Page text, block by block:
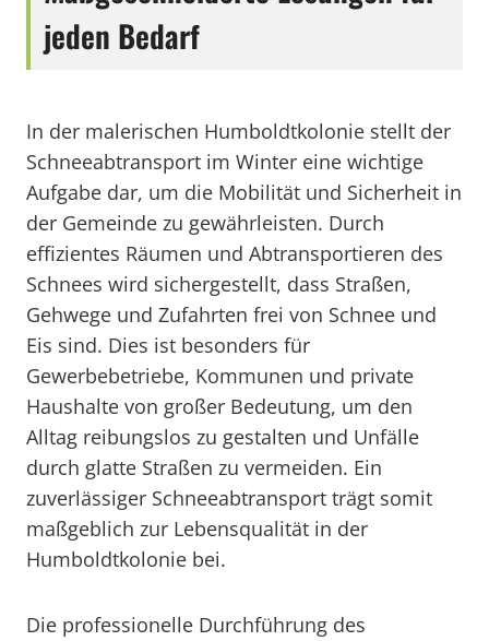
jeden Bedarf
In der malerischen Humboldtkolonie stellt der
Schneeabtransport im Winter eine wichtige
Aufgabe dar, um die Mobilität und Sicherheit in
der Gemeinde zu gewährleisten. Durch
effizientes Räumen und Abtransportieren des
Schnees wird sichergestellt, dass Straßen,
Gehwege und Zufahrten frei von Schnee und
Eis sind. Dies ist besonders für
Gewerbebetriebe, Kommunen und private
Haushalte von großer Bedeutung, um den
Alltag reibungslos zu gestalten und Unfälle
durch glatte Straßen zu vermeiden. Ein
zuverlässiger Schneeabtransport trägt somit
maßgeblich zur Lebensqualität in der
Humboldtkolonie bei.
Die professionelle Durchführung des